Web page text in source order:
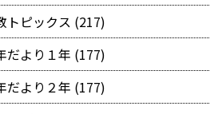
トピックス (217)
だより１年 (177)
だより２年 (177)